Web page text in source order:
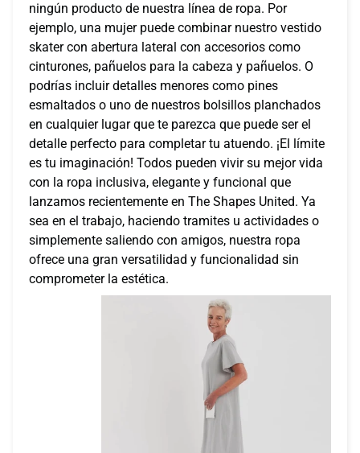
ningún producto de nuestra línea de ropa. Por
ejemplo, una mujer puede combinar nuestro vestido
skater con abertura lateral con accesorios como
cinturones, pañuelos para la cabeza y pañuelos. O
podrías incluir detalles menores como pines
esmaltados o uno de nuestros bolsillos planchados
en cualquier lugar que te parezca que puede ser el
detalle perfecto para completar tu atuendo. ¡El límite
es tu imaginación! Todos pueden vivir su mejor vida
con la ropa inclusiva, elegante y funcional que
lanzamos recientemente en The Shapes United. Ya
sea en el trabajo, haciendo tramites u actividades o
simplemente saliendo con amigos, nuestra ropa
ofrece una gran versatilidad y funcionalidad sin
comprometer la estética.